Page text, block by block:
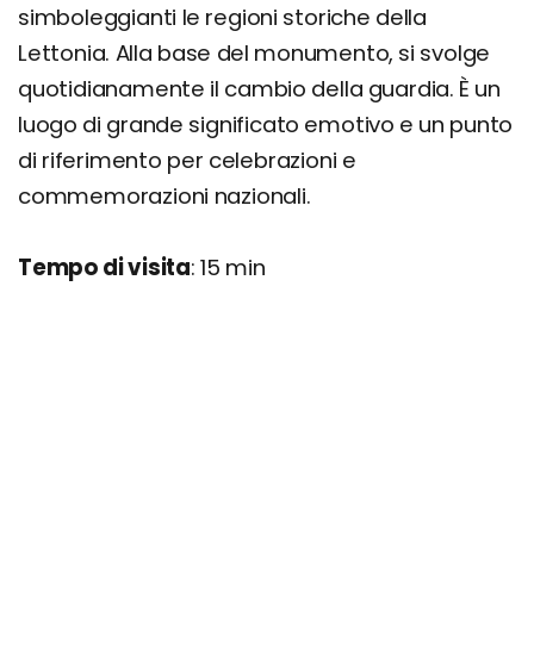
simboleggianti le regioni storiche della
Lettonia. Alla base del monumento, si svolge
quotidianamente il cambio della guardia. È un
luogo di grande significato emotivo e un punto
di riferimento per celebrazioni e
commemorazioni nazionali.
Tempo di visita: 15 min